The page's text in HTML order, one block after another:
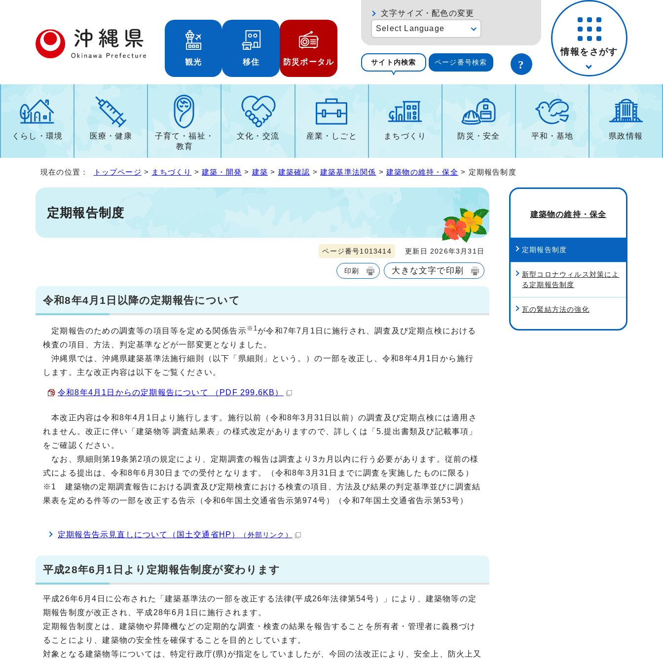
観光 移住 防災ポータル
文字サイズ・配色の変更
Select Language
サイト内検索 ページ番号検索
情報をさがす
くらし・環境 医療・健康
子育て・福祉・
教育
文化・交流 産業・しごと まちづくり 防災・安全 平和・基地 県政情報
現在の位置： トップページ > まちづくり >建築・開発 > 建築 > 建築確認 >建築基準法関係 >建築物の維持・保全 > 定期報告制度
定期報告制度
ページ番号1013414 更新日 2026年3月31日
印刷 大きな文字で印刷
令和8年4月1日以降の定期報告について
定期報告のための調査等の項目等を定める関係告示 ※1 が令和7年7月1日に施行され、調査及び定期点検における
検査の項目、方法、判定基準などが一部変更となりました。
沖縄県では、沖縄県建築基準法施行細則（以下「県細則」という。）の一部を改正し、令和8年4月1日から施行
します。主な改正内容は以下をご覧ください。
令和8年4月1日からの定期報告について （PDF 299.6KB）
本改正内容は令和8年4月1日より施行します。施行以前（令和8年3月31日以前）の調査及び定期点検には適用さ
れません。改正に伴い「建築物等 調査結果表」の様式改定がありますので、詳しくは「5.提出書類及び記載事項」
をご確認ください。
なお、県細則第19条第2項の規定により、定期調査の報告は調査より3カ月以内に行う必要があります。従前の様
式による提出は、令和8年6月30日までの受付となります。（令和8年3月31日までに調査を実施したものに限る）
※1 建築物の定期調査報告における調査及び定期検査における検査の項目、方法及び結果の判定基準並びに調査結
果表を定める件等の一部を改正する告示（令和6年国土交通省告示第974号）（令和7年国土交通省告示第53号）
定期報告告示見直しについて（国土交通省HP） （外部リンク）
平成28年6月1日より定期報告制度が変わります
平成26年6月4日に公布された「建築基準法の一部を改正する法律(平成26年法律第54号）」により、建築物等の定
期報告制度が改正され、平成28年6月1日に施行されます。
定期報告制度とは、建築物や昇降機などの定期的な調査・検査の結果を報告することを所有者・管理者に義務づけ
ることにより、建築物の安全性を確保することを目的としています。
対象となる建築物等については、特定行政庁(県)が指定をしていましたが、今回の法改正により、安全上、防火上又
建築物の維持・保全
定期報告制度
新型コロナウィルス対策によ
る定期報告制度
瓦の緊結方法の強化